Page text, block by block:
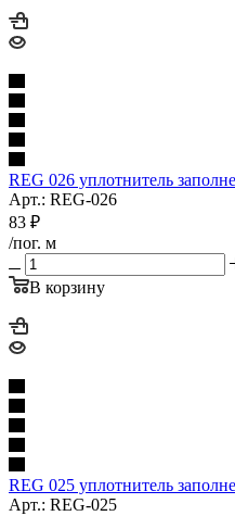
REG 026 уплотнитель
Арт.: REG-026
83 ₽
/пог. м
В корзину
REG 025 уплотнитель
Арт.: REG-025